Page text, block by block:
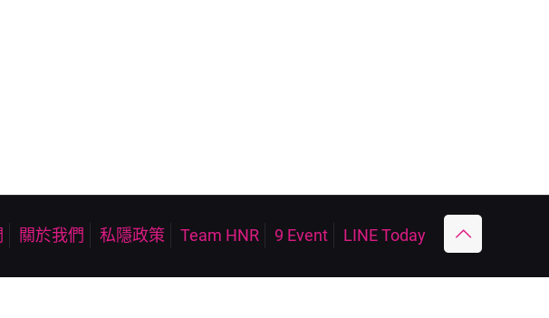
關於我們 私隱政策 Team HNR 9 Event LINE Today